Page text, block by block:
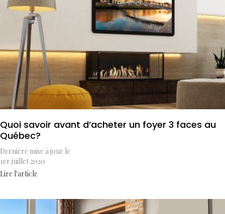
Quoi savoir avant d’acheter un foyer 3 faces au
Québec?
Dernière mise à jour le
1er juillet 2020
Lire l'article